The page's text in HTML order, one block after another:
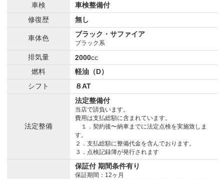
車検
車検整備付
修復歴
無し
車体色 ブラック・サファイア
ブラック系
排気量 2000cc
燃料
軽油（D）
シフト
８AT
法定整備
法定整備付
当店で請負います。
費用は支払総額に含まれています。
１．契約後〜納車までに法定点検を実施致しま
す。
２．支払総額に整備代金を含んでおります。
３．点検記録簿が発行されます
保証付 期間条件有り
保証期間：12ヶ月